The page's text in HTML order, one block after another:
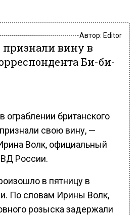
Автор: Editor
вину в
Би-би-
британского
свою вину, —
Волк, официальный
России.
в пятницу в
По словам Ирины Волк,
розыска задержали